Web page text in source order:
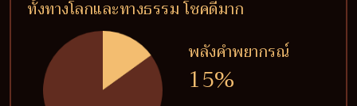
ทั้งทางโลกและทางธรรม โชคดีมาก
พลังคำพยากรณ์
15%